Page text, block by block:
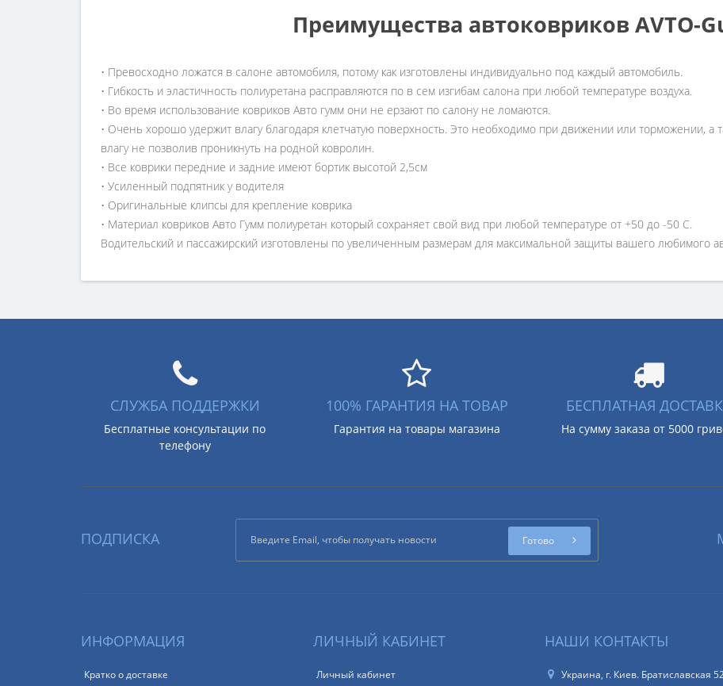
Преимущества автоковриков AVTO-
• Превосходно ложатся в салоне автомобиля, потому как изготовлены индивидуально под каждый автомобиль.
• Гибкость и эластичность полиуретана расправляются по в сем изгибам салона при любой температуре воздуха.
• Во время использование ковриков Авто гумм они не ерзают по салону не ломаются.
• Очень хорошо удержит влагу благодаря клетчатую поверхность. Это необходимо при движении или торможении, а
влагу не позволив проникнуть на родной ковролин.
• Все коврики передние и задние имеют бортик высотой 2,5см
• Усиленный подпятник у водителя
• Оригинальные клипсы для крепление коврика
• Материал ковриков Авто Гумм полиуретан который сохраняет свой вид при любой температуре от +50 до -50 С.
Водительский и пассажирский изготовлены по увеличенным размерам для максимальной защиты вашего любимого
СЛУЖБА ПОДДЕРЖКИ
Бесплатные консультации по
телефону
100% ГАРАНТИЯ НА ТОВАР
Гарантия на товары магазина
БЕСПЛАТНАЯ
На сумму заказа от 5000
ПОДПИСКА Готово
ИНФОРМАЦИЯ
Кратко о доставке
ЛИЧНЫЙ КАБИНЕТ
Личный кабинет
НАШИ КОНТАКТЫ
Украина, г. Киев. Братиславская